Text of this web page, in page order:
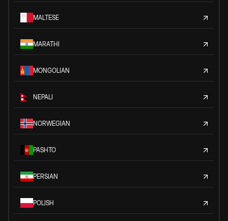
MALTESE
MARATHI
MONGOLIAN
NEPALI
NORWEGIAN
PASHTO
PERSIAN
POLISH